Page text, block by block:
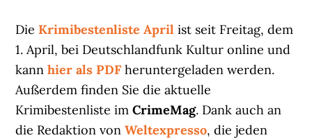
Die Krimibestenliste April ist seit Freitag, dem
1. April, bei Deutschlandfunk Kultur online und
kannhier als PDF heruntergeladen werden.
Außerdem finden Sie die aktuelle
Krimibestenliste imCrimeMag. Dank auch an
die Redaktion vonWeltexpresso, die jeden